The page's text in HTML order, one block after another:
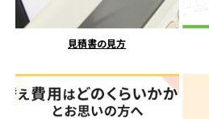
見積書の見方